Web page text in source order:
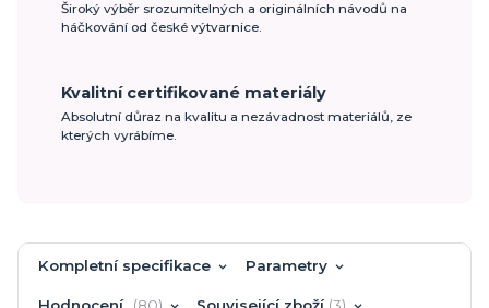
Široký výběr srozumitelných a originálních návodů na
háčkování od české výtvarnice.
Kvalitní certifikované materiály
Absolutní důraz na kvalitu a nezávadnost materiálů, ze
kterých vyrábíme.
Kompletní specifikace Parametry